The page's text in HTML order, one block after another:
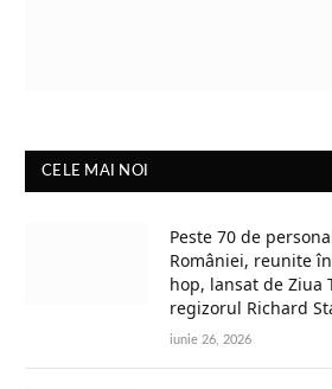
CELE MAI NOI
Peste 70 de
României, reunite
hop, lansat de Ziua
regizorul Richard
iunie 26, 2026